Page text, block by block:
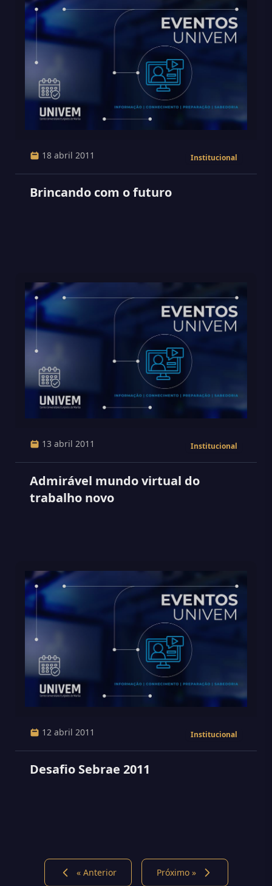
18 abril 2011 Institucional
Brincando com o futuro
13 abril 2011 Institucional
Admirável mundo virtual do
trabalho novo
12 abril 2011 Institucional
Desafio Sebrae 2011
« Anterior Próximo »